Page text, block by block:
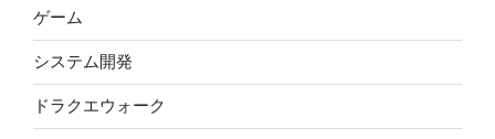
ゲーム
システム開発
ドラクエウォーク